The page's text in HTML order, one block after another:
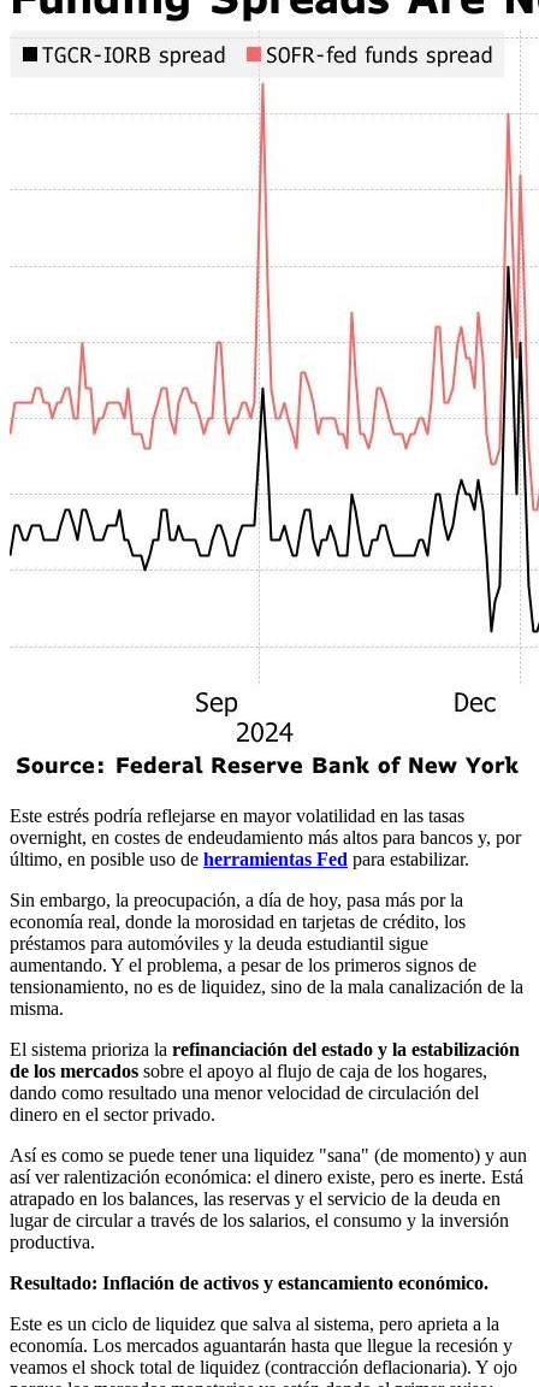
Este estrés podría reflejarse en mayor volatilidad en las tasas
overnight, en costes de endeudamiento más altos para bancos y, por
último, en posible uso de herramientas Fed para estabilizar.
Sin embargo, la preocupación, a día de hoy, pasa más por la
economía real, donde la morosidad en tarjetas de crédito, los
préstamos para automóviles y la deuda estudiantil sigue
aumentando. Y el problema, a pesar de los primeros signos de
tensionamiento, no es de liquidez, sino de la mala canalización de la
misma.
El sistema prioriza la refinanciación del estado y la estabilización
de los mercados sobre el apoyo al flujo de caja de los hogares,
dando como resultado una menor velocidad de circulación del
dinero en el sector privado.
Así es como se puede tener una liquidez "sana" (de momento) y aun
así ver ralentización económica: el dinero existe, pero es inerte. Está
atrapado en los balances, las reservas y el servicio de la deuda en
lugar de circular a través de los salarios, el consumo y la inversión
productiva.
Resultado: Inflación de activos y estancamiento económico.
Este es un ciclo de liquidez que salva al sistema, pero aprieta a la
economía. Los mercados aguantarán hasta que llegue la recesión y
veamos el shock total de liquidez (contracción deflacionaria). Y ojo